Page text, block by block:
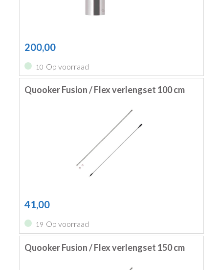
200,00
10 Op voorraad
Quooker Fusion / Flex verlengset 100 cm
41,00
19 Op voorraad
Quooker Fusion / Flex verlengset 150 cm